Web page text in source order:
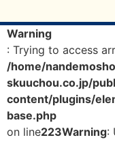
Warning
: Trying to access
/home/
skuuchou.co.jp/
content/plugins/
base.php
on line223Warning: